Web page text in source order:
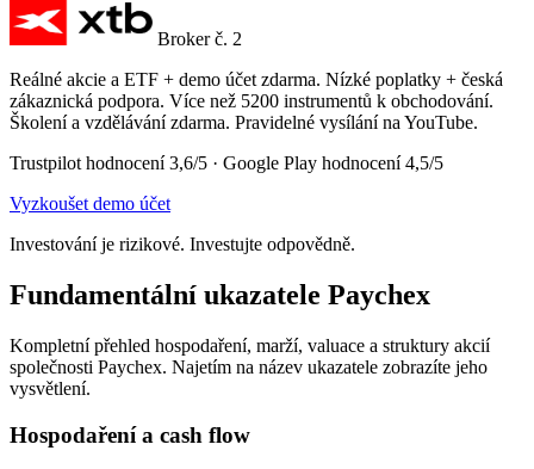
Broker č. 2
Reálné akcie a ETF + demo účet zdarma. Nízké poplatky + česká
zákaznická podpora. Více než 5200 instrumentů k obchodování.
Školení a vzdělávání zdarma. Pravidelné vysílání na YouTube.
Trustpilot hodnocení 3,6/5 · Google Play hodnocení 4,5/5
Vyzkoušet demo účet
Investování je rizikové. Investujte odpovědně.
Fundamentální ukazatele Paychex
Kompletní přehled hospodaření, marží, valuace a struktury akcií
společnosti Paychex. Najetím na název ukazatele zobrazíte jeho
vysvětlení.
Hospodaření a cash flow